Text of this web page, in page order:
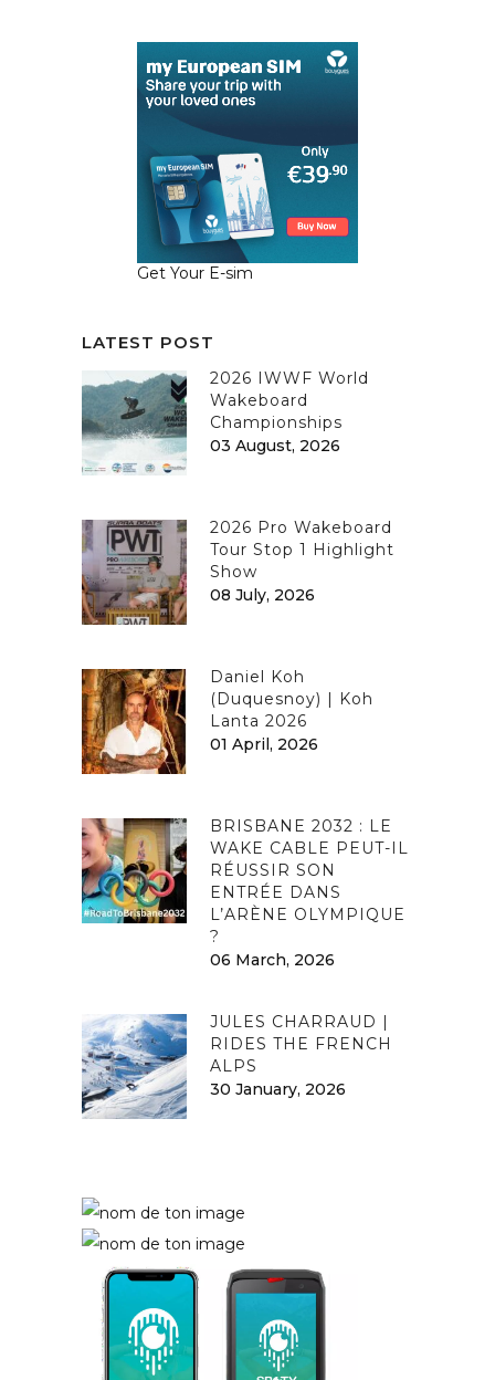
Get Your E-sim
LATEST POST
2026 IWWF World
Wakeboard
Championships
03 August, 2026
2026 Pro Wakeboard
Tour Stop 1 Highlight
Show
08 July, 2026
Daniel Koh
(Duquesnoy) | Koh
Lanta 2026
01 April, 2026
BRISBANE 2032 : LE
WAKE CABLE PEUT-IL
RÉUSSIR SON
ENTRÉE DANS
L’ARÈNE OLYMPIQUE
?
06 March, 2026
JULES CHARRAUD |
RIDES THE FRENCH
ALPS
30 January, 2026